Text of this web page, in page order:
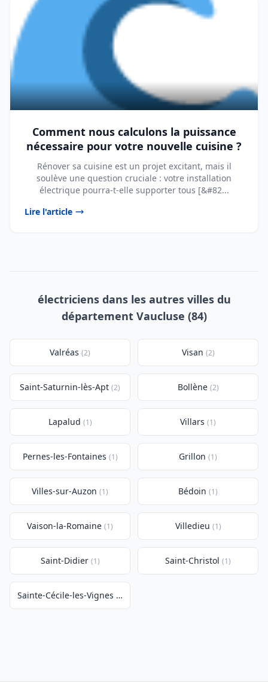
Comment nous calculons la puissance
nécessaire pour votre nouvelle cuisine ?
Rénover sa cuisine est un projet excitant, mais il
soulève une question cruciale : votre installation
électrique pourra-t-elle supporter tous [&#82...
Lire l'article
électriciens dans les autres villes du
département Vaucluse (84)
Valréas (2) Visan (2)
Saint-Saturnin-lès-Apt (2) Bollène (2)
Lapalud (1) Villars (1)
Pernes-les-Fontaines (1) Grillon (1)
Villes-sur-Auzon (1) Bédoin (1)
Vaison-la-Romaine (1) Villedieu (1)
Saint-Didier (1) Saint-Christol (1)
Sainte-Cécile-les-Vignes (1)